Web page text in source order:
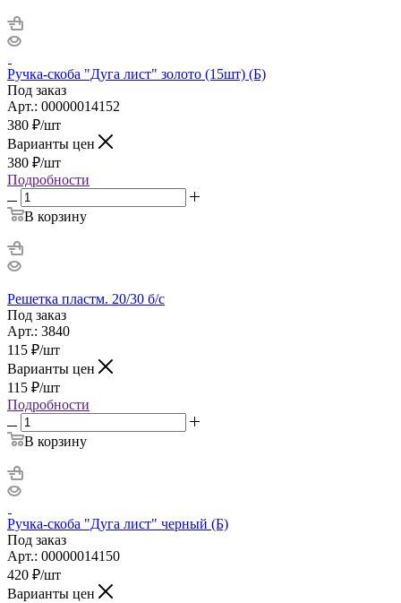
Ручка-скоба "Дуга лист" золото (15шт) (Б)
Под заказ
Арт.: 00000014152
380 ₽/шт
Варианты цен
380 ₽/шт
Подробности
В корзину
Решетка пластм. 20/30 б/с
Под заказ
Арт.: 3840
115 ₽/шт
Варианты цен
115 ₽/шт
Подробности
В корзину
Ручка-скоба "Дуга лист" черный (Б)
Под заказ
Арт.: 00000014150
420 ₽/шт
Варианты цен